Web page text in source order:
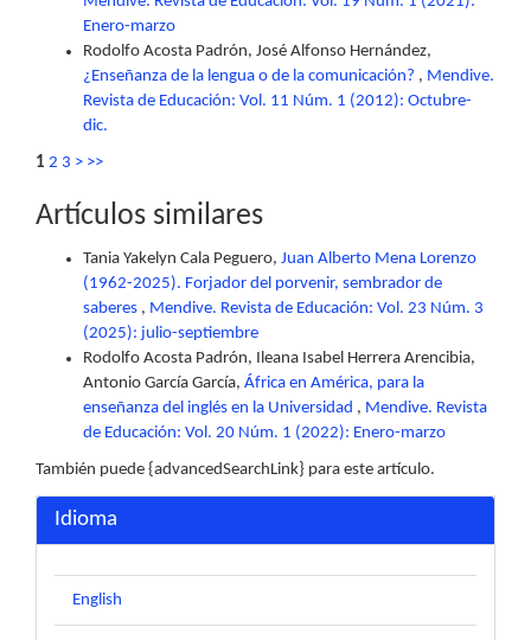
Enero-marzo
Rodolfo Acosta Padrón, José Alfonso Hernández,
¿Enseñanza de la lengua o de la comunicación? , Mendive.
Revista de Educación: Vol. 11 Núm. 1 (2012): Octubre-
dic.
1 2 3 > >>
Artículos similares
Tania Yakelyn Cala Peguero, Juan Alberto Mena Lorenzo
(1962-2025). Forjador del porvenir, sembrador de
saberes , Mendive. Revista de Educación: Vol. 23 Núm. 3
(2025): julio-septiembre
Rodolfo Acosta Padrón, Ileana Isabel Herrera Arencibia,
Antonio García García, África en América, para la
enseñanza del inglés en la Universidad , Mendive. Revista
de Educación: Vol. 20 Núm. 1 (2022): Enero-marzo
También puede {advancedSearchLink} para este artículo.
Idioma
English